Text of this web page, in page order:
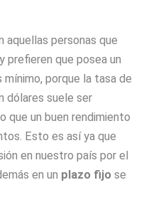
aquellas personas que
prefieren que posea un
porque la tasa de
dólares suele ser
que un buen rendimiento
Esto es así ya que
en nuestro país por el
en un plazo fijo se